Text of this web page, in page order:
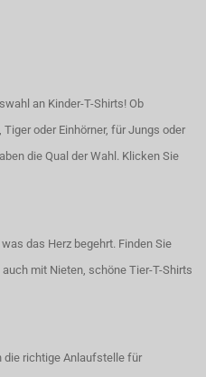
an Kinder-T-Shirts! Ob
oder Einhörner, für Jungs oder
die Qual der Wahl. Klicken Sie
das Herz begehrt. Finden Sie
auch mit Nieten, schöne Tier-T-Shirts
die richtige Anlaufstelle für